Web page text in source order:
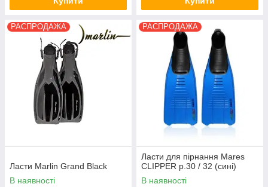
РАСПРОДАЖА
Ласти Marlin Grand Black
В наявності
РАСПРОДАЖА
Ласти для пірнання Mares
CLIPPER р.30 / 32 (сині)
В наявності